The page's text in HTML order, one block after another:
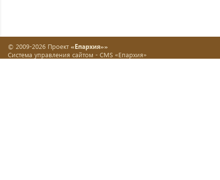
© 2009-2026 Проект «Епархия»»
Система управления сайтом - CMS «Епархия»